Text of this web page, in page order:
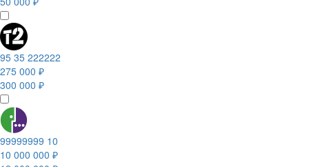
95 35 222222
275 000 ₽
300 000 ₽
99999999 10
10 000 000 ₽